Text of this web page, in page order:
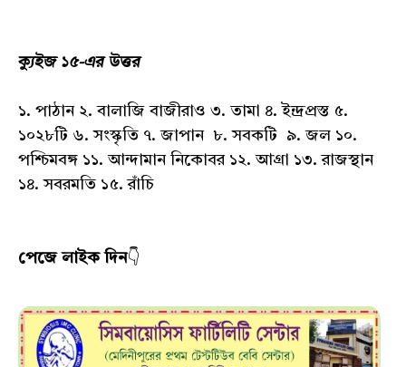
ক্যুইজ ১৫-এর উত্তর
১. পাঠান ২. বালাজি বাজীরাও ৩. তামা ৪. ইন্দ্রপ্রস্ত ৫.
১০২৮টি ৬. সংস্কৃতি ৭. জাপান ৮. সবকটি ৯. জল ১০.
পশ্চিমবঙ্গ ১১. আন্দামান নিকোবর ১২. আগ্রা ১৩. রাজস্থান
১৪. সবরমতি ১৫. রাঁচি
পেজে লাইক দিন👇